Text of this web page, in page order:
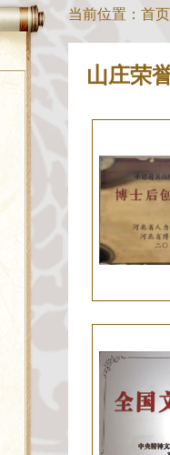
当前位置：首页
山庄荣